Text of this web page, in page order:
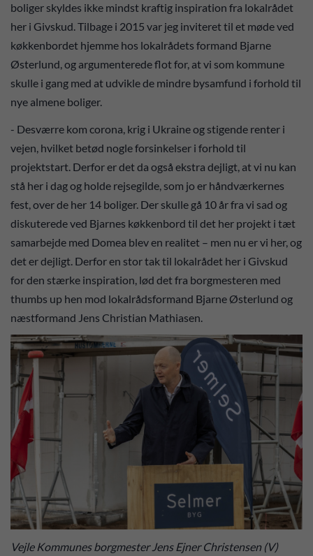
boliger skyldes ikke mindst kraftig inspiration fra lokalrådet
her i Givskud. Tilbage i 2015 var jeg inviteret til et møde ved
køkkenbordet hjemme hos lokalrådets formand Bjarne
Østerlund, og argumenterede flot for, at vi som kommune
skulle i gang med at udvikle de mindre bysamfund i forhold til
nye almene boliger.
- Desværre kom corona, krig i Ukraine og stigende renter i
vejen, hvilket betød nogle forsinkelser i forhold til
projektstart. Derfor er det da også ekstra dejligt, at vi nu kan
stå her i dag og holde rejsegilde, som jo er håndværkernes
fest, over de her 14 boliger. Der skulle gå 10 år fra vi sad og
diskuterede ved Bjarnes køkkenbord til det her projekt i tæt
samarbejde med Domea blev en realitet – men nu er vi her, og
det er dejligt. Derfor en stor tak til lokalrådet her i Givskud
for den stærke inspiration, lød det fra borgmesteren med
thumbs up hen mod lokalrådsformand Bjarne Østerlund og
næstformand Jens Christian Mathiasen.
Vejle Kommunes borgmester Jens Ejner Christensen (V)